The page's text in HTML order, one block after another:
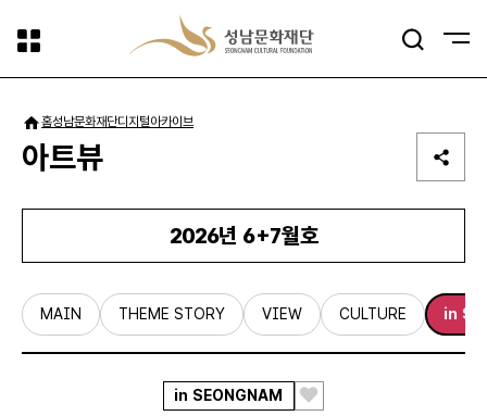
검색
홈성남문화재단디지털아카이브
아트뷰
2026년 6+7월호
MAIN THEME STORY VIEW CULTURE in
in SEONGNAM
스